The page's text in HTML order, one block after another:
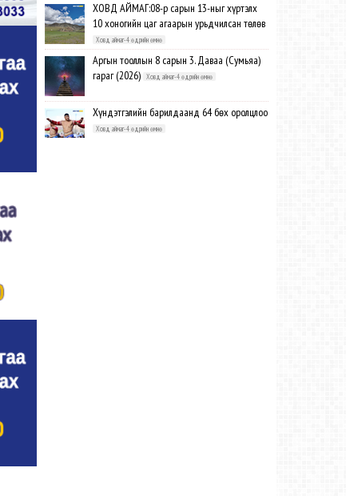
ХОВД АЙМАГ:08-р сарын 13-ныг хүртэлх
10 хоногийн цаг агаарын урьдчилсан төлөв
Ховд аймаг-4 өдрийн өмнө
Аргын тооллын 8 сарын 3. Даваа (Сумьяа)
гараг (2026)
Ховд аймаг-4 өдрийн өмнө
Хүндэтгэлийн барилдаанд 64 бөх оролцлоо
Ховд аймаг-4 өдрийн өмнө